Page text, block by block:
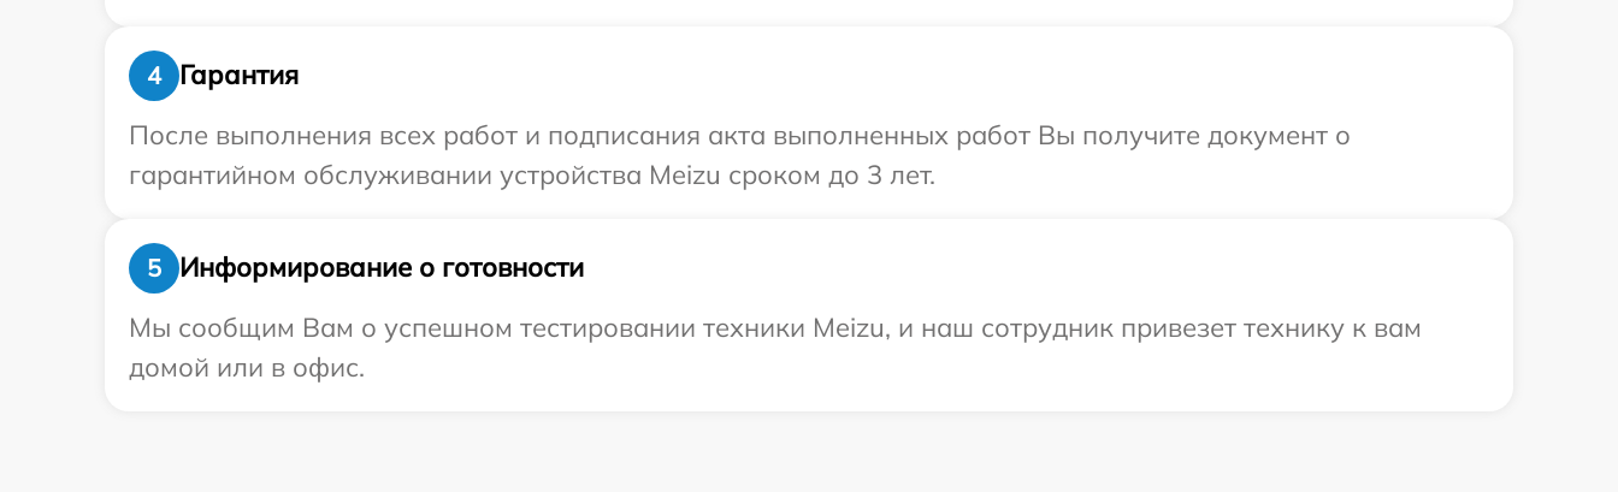
4
Гарантия
После выполнения всех работ и подписания акта выполненных работ Вы получите документ о
гарантийном обслуживании устройства Meizu сроком до 3 лет.
5
Информирование о готовности
Мы сообщим Вам о успешном тестировании техники Meizu, и наш сотрудник привезет технику к вам
домой или в офис.